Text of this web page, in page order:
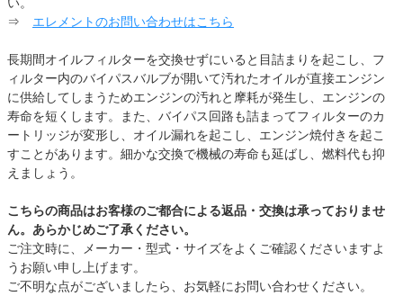
⇒ エレメントのお問い合わせはこちら
長期間オイルフィルターを交換せずにいると目詰まりを起こし、フ
ィルター内のバイパスバルブが開いて汚れたオイルが直接エンジン
に供給してしまうためエンジンの汚れと摩耗が発生し、エンジンの
寿命を短くします。また、バイパス回路も詰まってフィルターのカ
ートリッジが変形し、オイル漏れを起こし、エンジン焼付きを起こ
すことがあります。細かな交換で機械の寿命も延ばし、燃料代も抑
えましょう。
こちらの商品はお客様のご都合による返品・交換は承っておりませ
ん。あらかじめご了承ください。
ご注文時に、メーカー・型式・サイズをよくご確認くださいますよ
うお願い申し上げます。
ご不明な点がございましたら、お気軽にお問い合わせください。